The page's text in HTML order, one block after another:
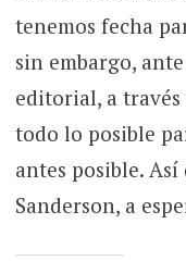
tenemos fecha
sin embargo,
editorial, a
todo lo posible
antes posible.
Sanderson, a